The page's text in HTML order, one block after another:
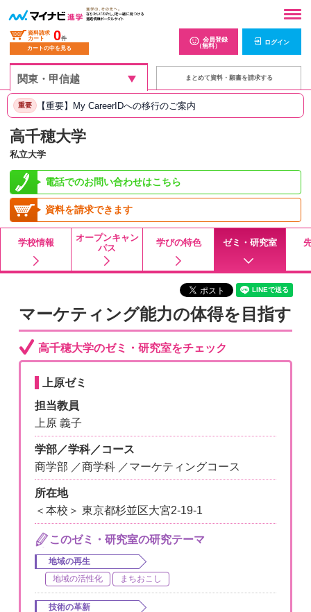
資料請求
カート
0件
カートの中を見る
会員登録
（無料）
ログイン
まとめて資料・願書を請求する
重要 【重要】My CareerIDへの移行のご案内
高千穂大学
私立大学
電話でのお問い合わせはこちら
資料を請求できます
学校情報
オープンキャン
パス
学びの特色 ゼミ・研究室
マーケティング能力の体得を目指す
高千穂大学のゼミ・研究室をチェック
上原ゼミ
担当教員
上原 義子
学部／学科／コース
商学部 ／商学科 ／マーケティングコース
所在地
＜本校＞ 東京都杉並区大宮2-19-1
このゼミ・研究室の研究テーマ
地域の再生
地域の活性化
まちおこし
技術の革新